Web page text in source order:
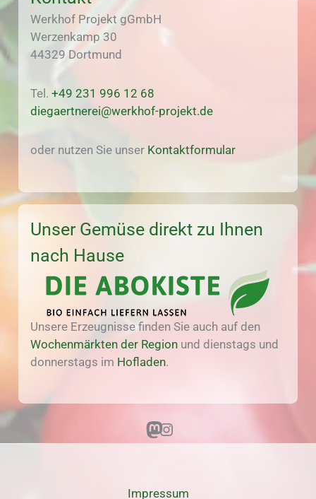
Werkhof Projekt gGmbH
Werzenkamp 30
44329 Dortmund
Tel.+49 231 996 12 68
diegaertnerei@werkhof-projekt.de
oder nutzen Sie unser Kontaktformular
Unser Gemüse direkt zu Ihnen
nach Hause
Unsere Erzeugnisse finden Sie auch auf den
Wochenmärkten der Region und dienstags und
donnerstags im Hofladen.
MastodonInstagram
Impressum